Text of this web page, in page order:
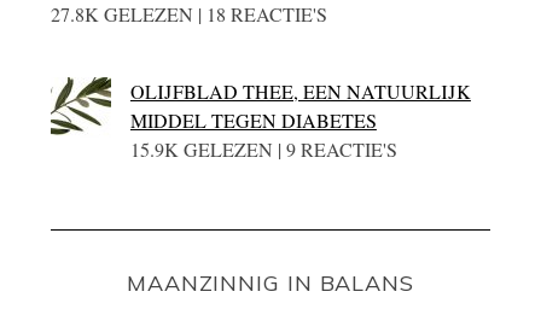
27.8K GELEZEN | 18 REACTIE'S
OLIJFBLAD THEE, EEN NATUURLIJK
MIDDEL TEGEN DIABETES
15.9K GELEZEN | 9 REACTIE'S
MAANZINNIG IN BALANS